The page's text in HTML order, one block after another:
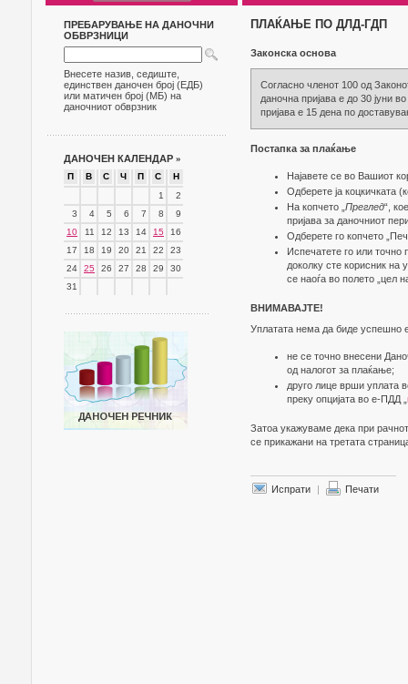
ПРЕБАРУВАЊЕ НА ДАНОЧНИ
ОБВРЗНИЦИ
Внесете назив, седиште,
единствен даночен број (ЕДБ)
или матичен број (МБ) на
даночниот обврзник
ДАНОЧЕН КАЛЕНДАР »
П В С Ч П С
Н
1
2
3
4 5 6 7 8
9
10
11 12 13 14 15
16
17
18 19 20 21 22
23
24
25 26 27 28 29
30
31
ПЛАЌАЊЕ ПО ДЛД-ГДП
Законска основа
Согласно членот 100 од
даночна пријава е до 30 јуни
пријава е 15 дена по
Постапка за плаќање
Најавете се во Вашиот
Одберете ја коцкичката
На копчето „ Преглед“,
пријава за даночниот
Одберете го копчето
Испечатете го или точно
доколку сте корисник на
се наоѓа во полето „цел
ВНИМАВАЈТЕ!
Уплатата нема да биде успешно
не се точно внесени
од налогот за плаќање;
друго лице врши уплата
преку опцијата во е-ПДД „
Затоа укажуваме дека при
се прикажани на третата
Испрати | Печати